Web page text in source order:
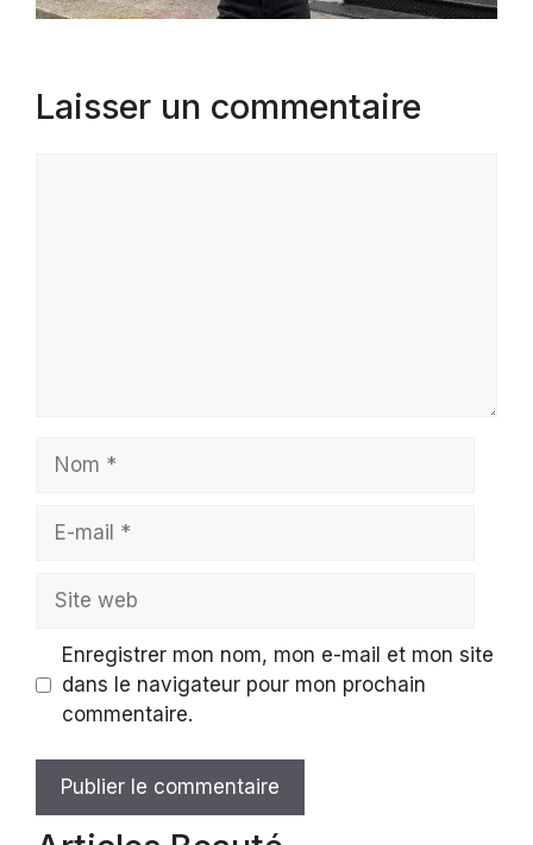
Laisser un commentaire
mail
web
Enregistrer mon nom, mon e-mail et mon site
dans le navigateur pour mon prochain
commentaire.